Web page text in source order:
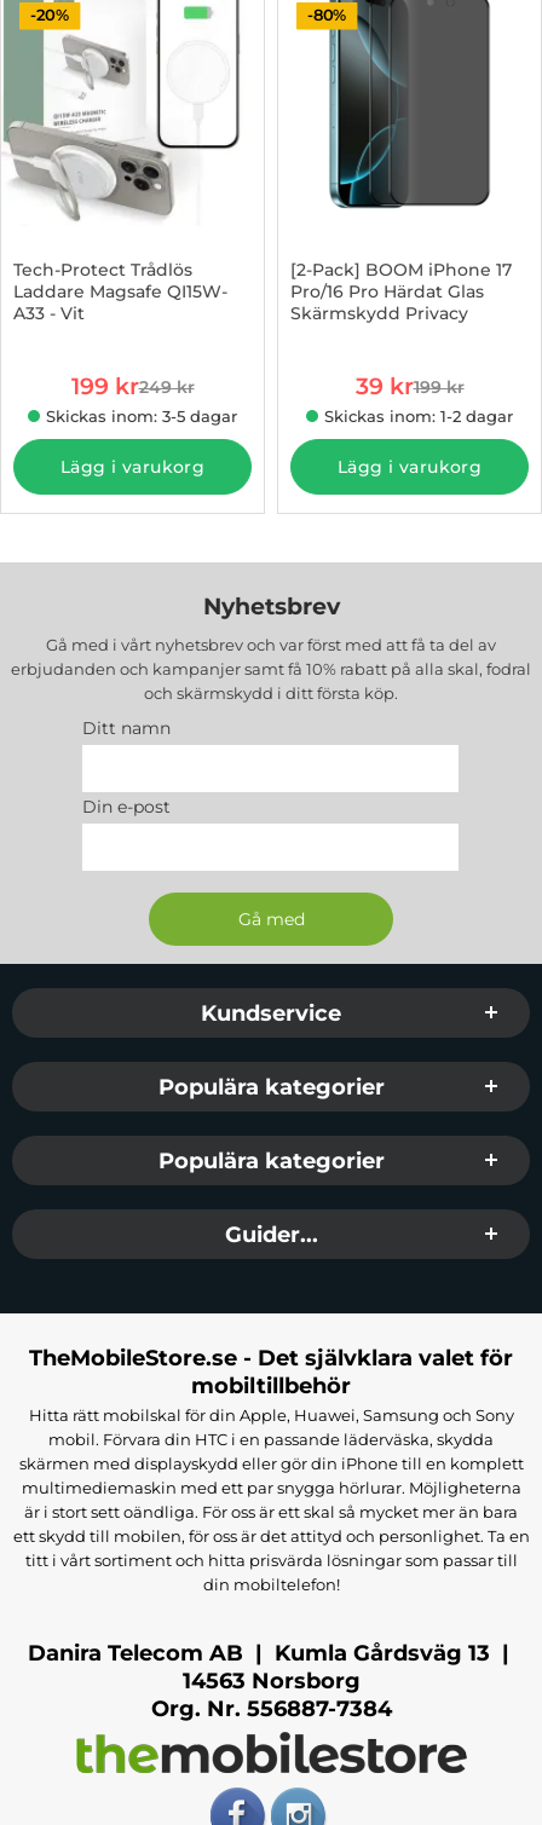
-20%
Tech-Protect Trådlös
Laddare Magsafe QI15W-
A33 - Vit
rea pris
199 krtidigare pris
249 kr
Skickas inom: 3-5 dagar
Lägg i varukorg
-80%
[2-Pack] BOOM iPhone 17
Pro/16 Pro Härdat Glas
Skärmskydd Privacy
rea pris
39 krtidigare pris
199 kr
Skickas inom: 1-2 dagar
Lägg i varukorg
Nyhetsbrev
Gå med i vårt nyhetsbrev och var först med att få ta del av
erbjudanden och kampanjer samt få 10% rabatt på alla skal, fodral
och skärmskydd i ditt första köp.
Ditt namn
Din e-post
Sidfot Blandad info och länkar
Kundservice
Populära kategorier
Populära kategorier
Guider...
TheMobileStore.se - Det självklara valet för
mobiltillbehör
Hitta rätt mobilskal för din Apple, Huawei, Samsung och Sony
mobil. Förvara din HTC i en passande läderväska, skydda
skärmen med displayskydd eller gör din iPhone till en komplett
multimediemaskin med ett par snygga hörlurar. Möjligheterna
är i stort sett oändliga. För oss är ett skal så mycket mer än bara
ett skydd till mobilen, för oss är det attityd och personlighet. Ta en
titt i vårt sortiment och hitta prisvärda lösningar som passar till
din mobiltelefon!
Danira Telecom AB | Kumla Gårdsväg 13 |
14563 Norsborg
Org. Nr. 556887-7384